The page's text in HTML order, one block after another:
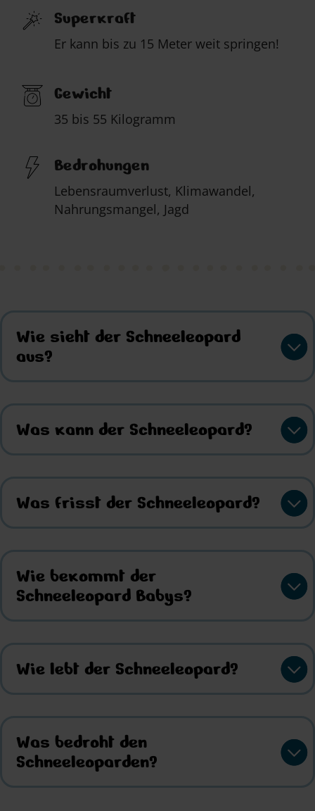
Superkraft
Er kann bis zu 15 Meter weit springen!
Gewicht
35 bis 55 Kilogramm
Bedrohungen
Lebensraumverlust, Klimawandel,
Nahrungsmangel, Jagd
Wie sieht der Schneeleopard
aus?
Was kann der Schneeleopard?
Was frisst der Schneeleopard?
Wie bekommt der
Schneeleopard Babys?
Wie lebt der Schneeleopard?
Was bedroht den
Schneeleoparden?